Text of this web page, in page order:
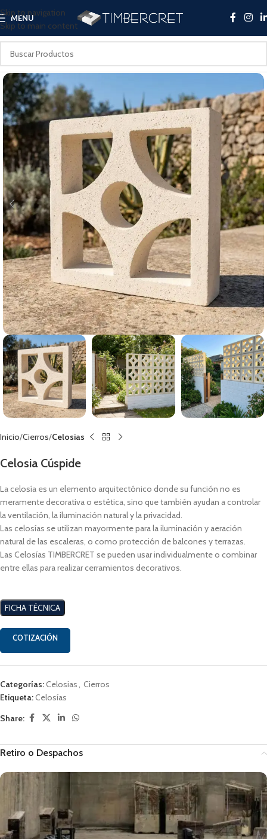
Skip to navigation
Skip to main content
MENU
Inicio Cierros Celosias
Celosia Cúspide
La celosía es un elemento arquitectónico donde su función no es
meramente decorativa o estética, sino que también ayudan a controlar
la ventilación, la iluminación natural y la privacidad.
Las celosías se utilizan mayormente para la iluminación y aeración
natural de las escaleras, o como protección de balcones y terrazas.
Las Celosías TIMBERCRET se pueden usar individualmente o combinar
entre ellas para realizar cerramientos decorativos.
FICHA TÉCNICA
COTIZACIÓN
Categorías:Celosias, Cierros
Etiqueta:Celosías
Share:
Retiro o Despachos